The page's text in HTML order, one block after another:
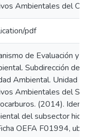
Ambientales del
pdf
de Evaluación y
Subdirección de
Ambiental. Unidad
Ambientales del
(2014).
del subsector
OEFA F01994,